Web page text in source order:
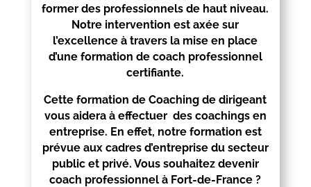
former des professionnels de haut niveau.
Notre intervention est axée sur
l’excellence à travers la mise en place
d’une formation de coach professionnel
certifiante.
Cette formation de Coaching de dirigeant
vous aidera à effectuer des coachings en
entreprise. En effet, notre formation est
prévue aux cadres d’entreprise du secteur
public et privé. Vous souhaitez devenir
coach professionnel à Fort-de-France ?